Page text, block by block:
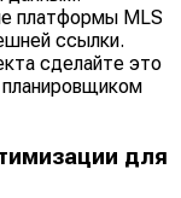
платформы MLS
ссылки.
сделайте это
для